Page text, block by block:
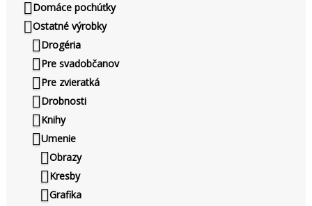
Domáce pochúťky
Ostatné výrobky
Drogéria
Pre svadobčanov
Pre zvieratká
Drobnosti
Knihy
Umenie
Obrazy
Kresby
Grafika